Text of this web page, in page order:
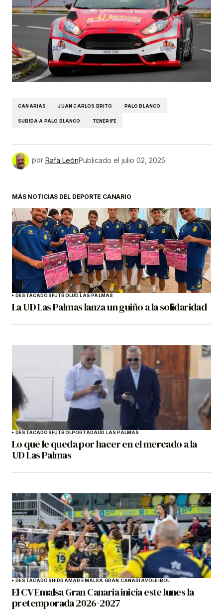
CANARIAS JUAN CARLOS BRITO PALO BLANCO
SUBIDA A PALO BLANCO TENERIFE
por Rafa LeónPublicado el julio 02, 2025
MÁS NOTICIAS DEL DEPORTE CANARIO
DESTACADOSFÚTBOLUD LAS PALMAS
La UD Las Palmas lanza un guiño a la solidaridad
DESTACADOSFÚTBOLPORTADAUD LAS PALMAS
Lo que le queda por hacer en el mercado a la
UD Las Palmas
DESTACADOSHIDRAMAR EMALSA GRAN CANARIAVOLEIBOL
El CV Emalsa Gran Canaria inicia este lunes la
pretemporada 2026-2027